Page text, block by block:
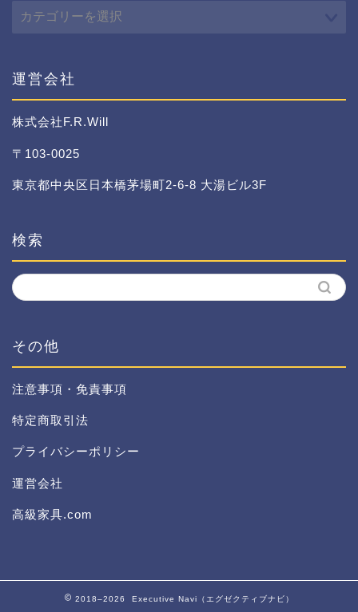
テ
ー
運営会社
株式会社F.R.Will
〒103-0025
東京都中央区日本橋茅場町2-6-8 大湯ビル3F
検索
その他
注意事項・免責事項
特定商取引法
プライバシーポリシー
運営会社
高級家具.com
2018–2026 Executive Navi（エグゼクティブナビ）